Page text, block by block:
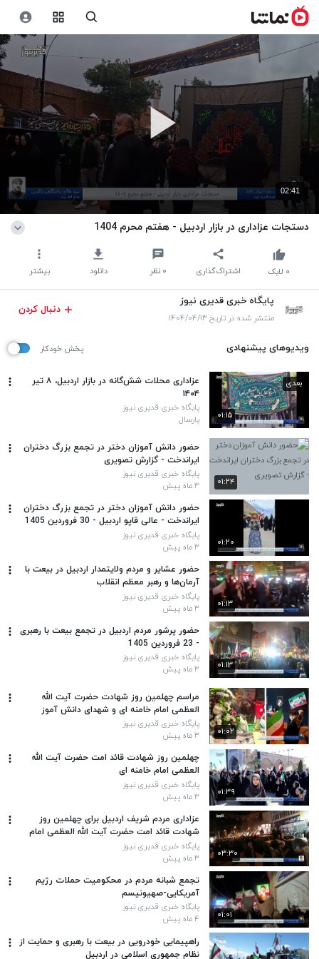
02:41
دستجات عزاداری در بازار اردبیل - هفتم محرم 1404
اشتراک‌گذاری ۰ نظر دانلود بیشتر ۰ لایک
پایگاه خبری قدیری نیوز
منتشر شده در تاریخ ۱۴۰۴/۰۴/۱۳
دنبال کردن
ویدیوهای پیشنهادی پخش خودکار
۰۱:۱۵
بعدی
عزاداری محلات شش‌گانه در بازار اردبیل، ۸ تیر
۱۴۰۴
پایگاه خبری قدیری نیوز
پارسال
۰۱:۲۴
حضور دانش آموزان دختر در تجمع بزرگ دختران
ایراندخت - گزارش تصویری
پایگاه خبری قدیری نیوز
۳ ماه پیش
۰۱:۲۰
حضور دانش آموزان دختر در تجمع بزرگ دختران
ایراندخت - عالی قاپو اردبیل - 30 فروردین 1405
پایگاه خبری قدیری نیوز
۳ ماه پیش
۰۱:۱۳
حضور عشایر و مردم ولایتمدار اردبیل در بیعت با
آرمان‌ها و رهبر معظم انقلاب
پایگاه خبری قدیری نیوز
۳ ماه پیش
۰۱:۱۳
حضور پرشور مردم اردبیل در تجمع بیعت با رهبری
- 23 فروردین 1405
پایگاه خبری قدیری نیوز
۳ ماه پیش
۰۱:۰۲
مراسم چهلمین روز شهادت حضرت آیت الله
العظمی امام خامنه ای و شهدای دانش آموز
مدرسه دخترانه شجره طیبه میناب در اردبیل برگزار
شد
پایگاه خبری قدیری نیوز
۳ ماه پیش
۰۱:۳۹
چهلمین روز شهادت قائد امت حضرت آیت الله
العظمی امام خامنه ای
پایگاه خبری قدیری نیوز
۳ ماه پیش
۰۳:۳۰
عزاداری مردم شریف اردبیل برای چهلمین روز
شهادت قائد امت حضرت آیت الله العظمی امام
خامنه ای
پایگاه خبری قدیری نیوز
۳ ماه پیش
۰۱:۰۱
تجمع شبانه مردم در محکومیت حملات رژیم
آمریکایی-صهیونیسم
پایگاه خبری قدیری نیوز
۴ ماه پیش
راهپیمایی خودرویی در بیعت با رهبری و حمایت از
نظام جمهوری اسلامی در اردبیل